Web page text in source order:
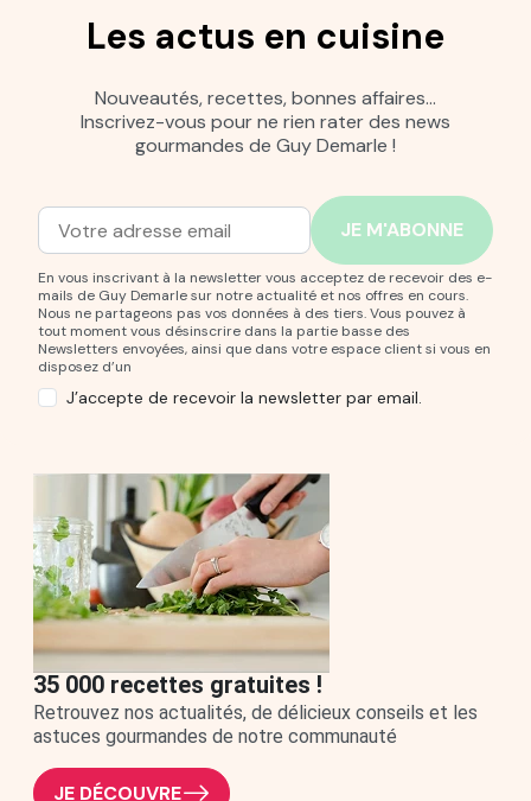
Les actus en cuisine
Nouveautés, recettes, bonnes affaires…
Inscrivez-vous pour ne rien rater des news
gourmandes de Guy Demarle !
Adresse mail
Entrez votre adresse mail pour vous abonner à notre
En vous inscrivant à la newsletter vous acceptez de recevoir des e-
mails de Guy Demarle sur notre actualité et nos offres en cours.
Nous ne partageons pas vos données à des tiers. Vous pouvez à
tout moment vous désinscrire dans la partie basse des
Newsletters envoyées, ainsi que dans votre espace client si vous en
disposez d’un
J’accepte de recevoir la newsletter par email.
35 000 recettes gratuites !
Retrouvez nos actualités, de délicieux conseils et les
astuces gourmandes de notre communauté
JE DÉCOUVRE